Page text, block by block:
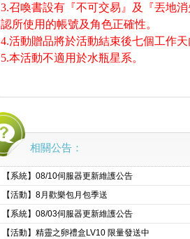
3.召喚書設有『不可交易』及『丟地
認所使用的帳號及角色正確性。
4.活動贈品將於活動結束後七個工作天
5.本活動不適用於水瓶星系。
相關公告：
【系統】08/10伺服器更新維護公告
【活動】8月歡樂包月包季送
【系統】08/03伺服器更新維護公告
【活動】精靈之卵禮盒LV10 限量發送中